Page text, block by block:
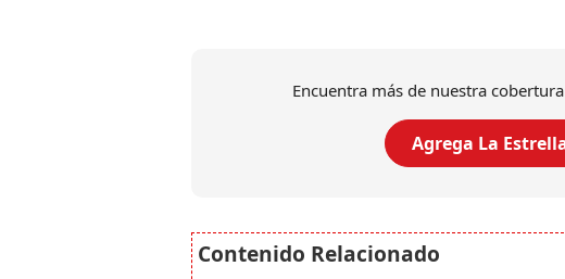
Encuentra más de nuestra
Agrega La